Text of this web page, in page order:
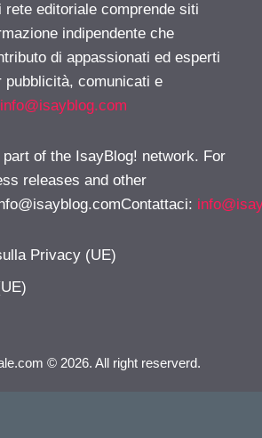
rete editoriale comprende siti
indipendente che
di appassionati ed esperti
pubblicità, comunicati e
info@isayblog.com
of the IsayBlog! network. For
releases and other
:
Privacy (UE)
© 2026. All right reserverd.